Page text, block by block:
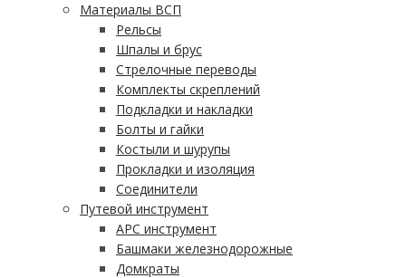
Материалы ВСП
Рельсы
Шпалы и брус
Стрелочные переводы
Комплекты скреплений
Подкладки и накладки
Болты и гайки
Костыли и шурупы
Прокладки и изоляция
Соединители
Путевой инструмент
АРС инструмент
Башмаки железнодорожные
Домкраты